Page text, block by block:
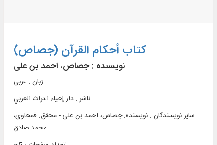
کتاب أحكام القرآن (جصاص)
نویسنده : جصاص، احمد بن علی
زبان : عربی
ناشر : دار إحياء التراث العربي
سایر نویسندگان : نویسنده: جصاص، احمد بن علی - محقق: قمحاوی،
محمد صادق